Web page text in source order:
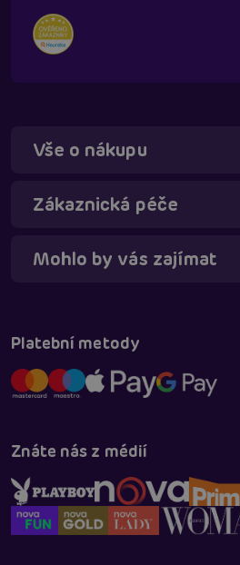
Vše o nákupu
Zákaznická péče
Mohlo by vás zajímat
Platební metody
Znáte nás z médií
Táňa - virtuální asistentka